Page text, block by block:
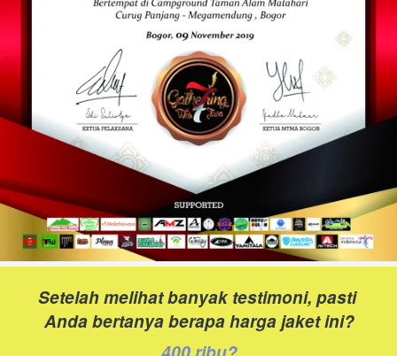
Setelah melihat banyak testimoni, pasti
Anda bertanya berapa harga jaket ini?
Error
Mohon Maaf! Sepertinya ada masalah.
Tolong refresh browser kamu
`
Kembali